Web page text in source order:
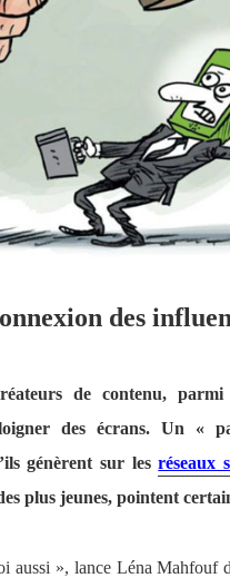
des
de contenu,
des écrans. Un «
génèrent sur lesréseaux
plus jeunes, pointent
aussi », lance Léna Mahfouf